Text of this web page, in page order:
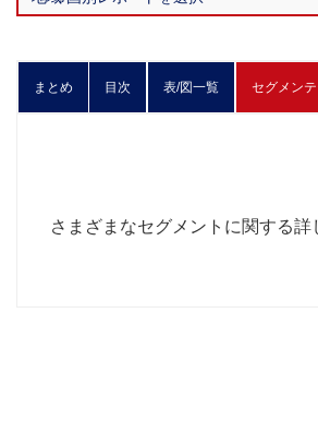
まとめ 目次 表/図一覧 セグメン
さまざまなセグメントに関する詳